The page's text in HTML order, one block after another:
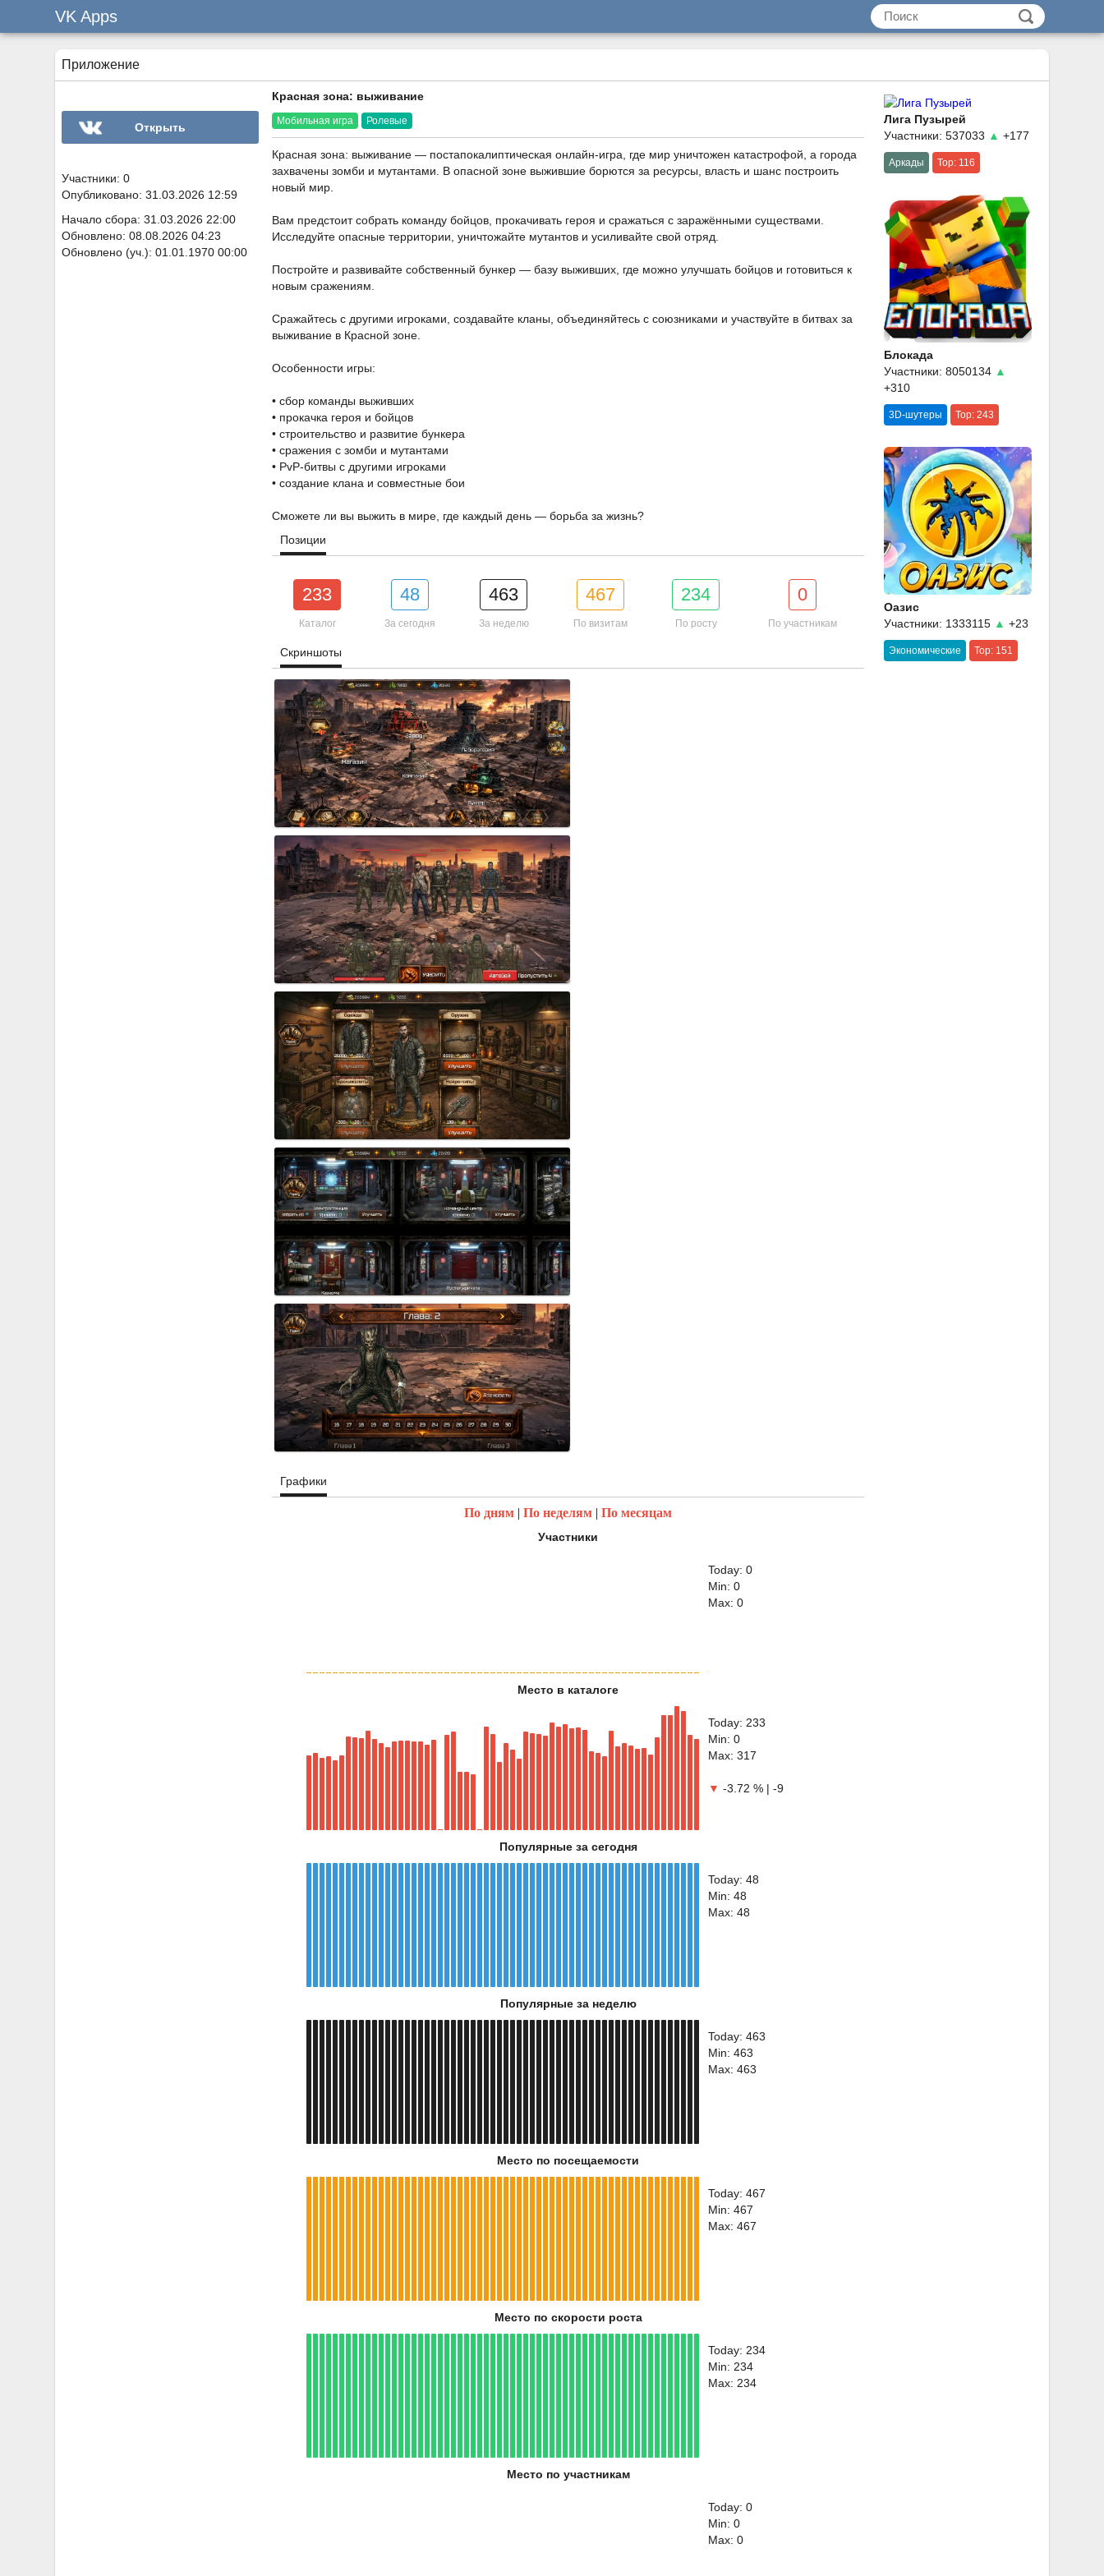
VK Apps
Приложение
Открыть
Участники: 0
Опубликовано: 31.03.2026 12:59
Начало сбора: 31.03.2026 22:00
Обновлено: 08.08.2026 04:23
Обновлено (уч.): 01.01.1970 00:00
Красная зона: выживание
Мобильная игра Ролевые
Красная зона: выживание — постапокалиптическая онлайн-игра, где мир уничтожен катастрофой, а города
захвачены зомби и мутантами. В опасной зоне выжившие борются за ресурсы, власть и шанс построить
новый мир.
Вам предстоит собрать команду бойцов, прокачивать героя и сражаться с заражёнными существами.
Исследуйте опасные территории, уничтожайте мутантов и усиливайте свой отряд.
Постройте и развивайте собственный бункер — базу выживших, где можно улучшать бойцов и готовиться к
новым сражениям.
Сражайтесь с другими игроками, создавайте кланы, объединяйтесь с союзниками и участвуйте в битвах за
выживание в Красной зоне.
Особенности игры:
• сбор команды выживших
• прокачка героя и бойцов
• строительство и развитие бункера
• сражения с зомби и мутантами
• PvP-битвы с другими игроками
• создание клана и совместные бои
Сможете ли вы выжить в мире, где каждый день — борьба за жизнь?
Позиции
233
Каталог
48
За сегодня
463
За неделю
467
По визитам
234
По росту
0
По участникам
Скриншоты
Графики
По дням |По неделям |По месяцам
Участники
Today: 0
Min: 0
Max: 0
Место в каталоге
Today: 233
Min: 0
Max: 317
▼ -3.72 % | -9
Популярные за сегодня
Today: 48
Min: 48
Max: 48
Популярные за неделю
Today: 463
Min: 463
Max: 463
Место по посещаемости
Today: 467
Min: 467
Max: 467
Место по скорости роста
Today: 234
Min: 234
Max: 234
Место по участникам
Today: 0
Min: 0
Max: 0
Лига Пузырей
Участники: 537033 ▲ +177
Аркады Top: 116
Блокада
Участники: 8050134 ▲
+310
3D-шутеры Top: 243
Оазис
Участники: 1333115 ▲ +23
Экономические Top: 151